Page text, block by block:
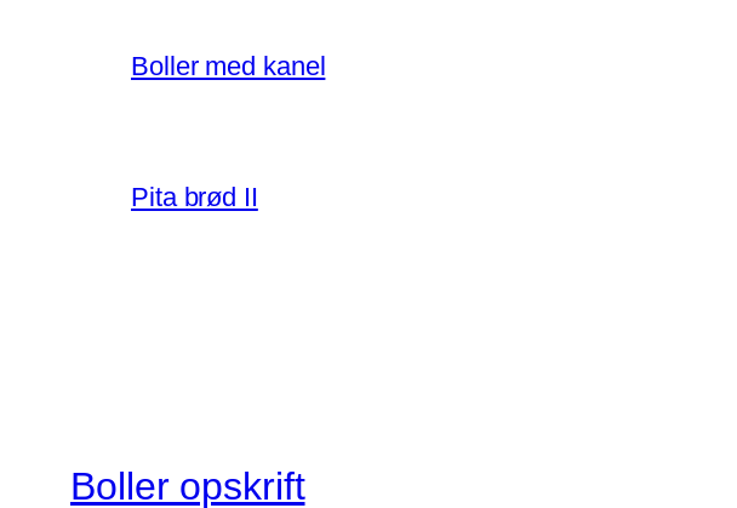
Boller med kanel
Pita brød II
Boller opskrift